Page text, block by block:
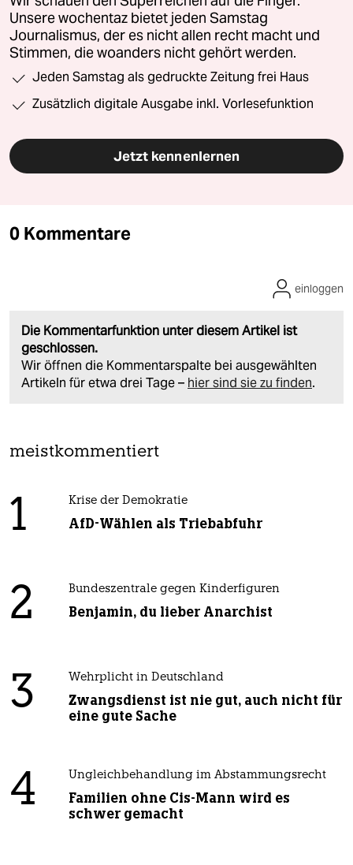
Unsere wochentaz bietet jeden Samstag
Journalismus, der es nicht allen recht macht und
Stimmen, die woanders nicht gehört werden.
Jeden Samstag als gedruckte Zeitung frei Haus
Zusätzlich digitale Ausgabe inkl. Vorlesefunktion
Jetzt kennenlernen
0 Kommentare
Die Kommentarfunktion unter diesem Artikel ist
geschlossen.
Wir öffnen die Kommentarspalte bei ausgewählten
Artikeln für etwa drei Tage – hier sind sie zu finden.
einloggen
meistkommentiert
1 Krise der Demokratie
AfD-Wählen als Triebabfuhr
2 Bundeszentrale gegen Kinderfiguren
Benjamin, du lieber Anarchist
3 Wehrplicht in Deutschland
Zwangsdienst ist nie gut, auch nicht für
eine gute Sache
4 Ungleichbehandlung im Abstammungsrecht
Familien ohne Cis-Mann wird es
schwer gemacht